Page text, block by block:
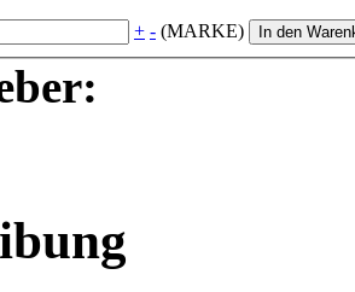
+ - (MARKE) In den